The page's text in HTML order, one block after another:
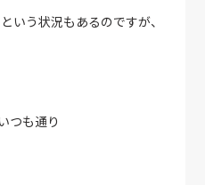
いう状況もあるのですが、
つも通り